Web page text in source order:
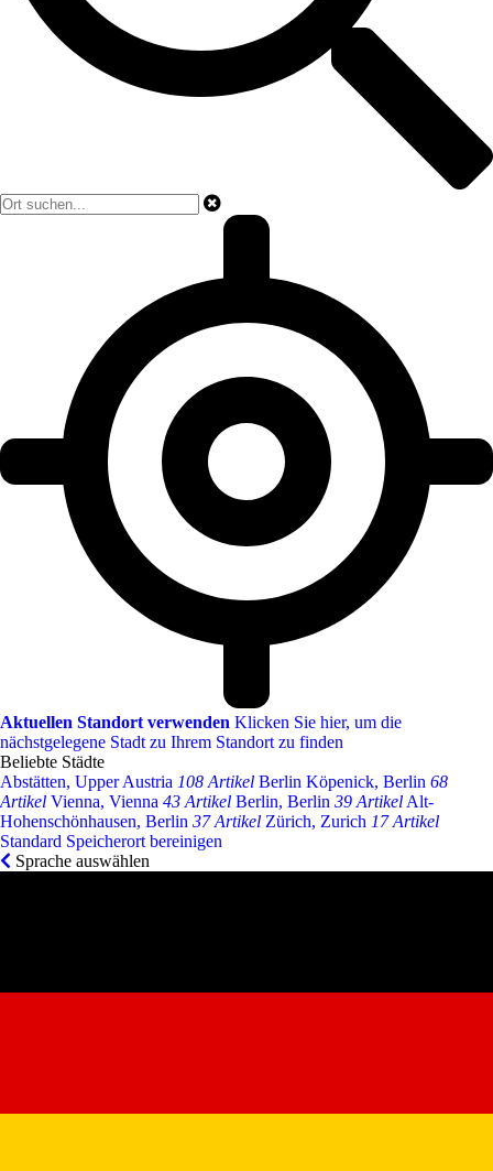
Aktuellen Standort verwenden Klicken Sie hier, um die
nächstgelegene Stadt zu Ihrem Standort zu finden
Beliebte Städte
Abstätten, Upper Austria 108 Artikel Berlin Köpenick, Berlin 68
Artikel Vienna, Vienna 43 Artikel Berlin, Berlin 39 Artikel Alt-
Hohenschönhausen, Berlin 37 Artikel Zürich, Zurich 17 Artikel
Standard Speicherort bereinigen
Sprache auswählen